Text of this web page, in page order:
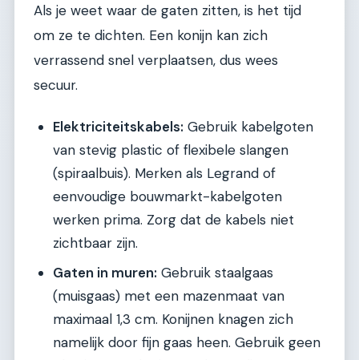
Als je weet waar de gaten zitten, is het tijd
om ze te dichten. Een konijn kan zich
verrassend snel verplaatsen, dus wees
secuur.
Elektriciteitskabels: Gebruik kabelgoten
van stevig plastic of flexibele slangen
(spiraalbuis). Merken als Legrand of
eenvoudige bouwmarkt-kabelgoten
werken prima. Zorg dat de kabels niet
zichtbaar zijn.
Gaten in muren: Gebruik staalgaas
(muisgaas) met een mazenmaat van
maximaal 1,3 cm. Konijnen knagen zich
namelijk door fijn gaas heen. Gebruik geen